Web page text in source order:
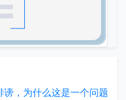
，为什么这是一个问题